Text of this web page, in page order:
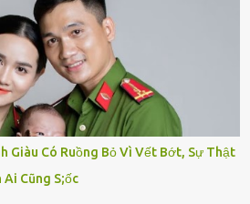
Giàu Có Ruồng Bỏ Vì Vết Bớt, Sự Thật
Cũng S;ốc